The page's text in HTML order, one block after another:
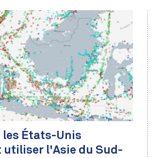
les États-Unis
utiliser l'Asie du Sud-